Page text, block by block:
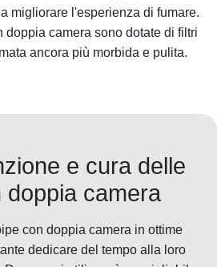
migliorare l'esperienza di fumare.
doppia camera sono dotate di filtri
ancora più morbida e pulita.
e cura delle
doppia camera
con doppia camera in ottime
dedicare del tempo alla loro